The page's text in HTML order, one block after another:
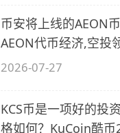
币安将上线的AEON
AEON代币经济,空投
格预测
2026-07-27
KCS币是一项好的投
格如何？KuCoin酷币